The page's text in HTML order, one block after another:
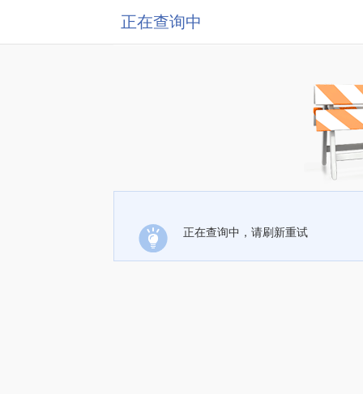
正在查询中
正在查询中，请刷新重试